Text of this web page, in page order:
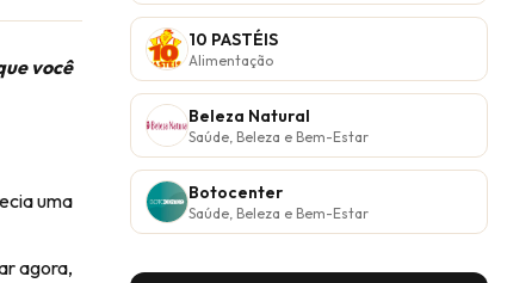
você
uma
agora,
10 PASTÉIS
Alimentação
Beleza Natural
Saúde, Beleza e Bem-Estar
Botocenter
Saúde, Beleza e Bem-Estar